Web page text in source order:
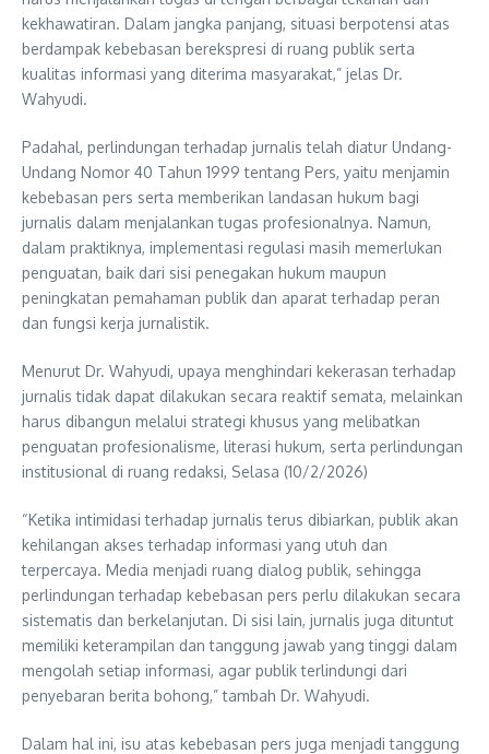
kekhawatiran. Dalam jangka panjang, situasi berpotensi atas
berdampak kebebasan berekspresi di ruang publik serta
kualitas informasi yang diterima masyarakat,” jelas Dr.
Wahyudi.
Padahal, perlindungan terhadap jurnalis telah diatur Undang-
Undang Nomor 40 Tahun 1999 tentang Pers, yaitu menjamin
kebebasan pers serta memberikan landasan hukum bagi
jurnalis dalam menjalankan tugas profesionalnya. Namun,
dalam praktiknya, implementasi regulasi masih memerlukan
penguatan, baik dari sisi penegakan hukum maupun
peningkatan pemahaman publik dan aparat terhadap peran
dan fungsi kerja jurnalistik.
Menurut Dr. Wahyudi, upaya menghindari kekerasan terhadap
jurnalis tidak dapat dilakukan secara reaktif semata, melainkan
harus dibangun melalui strategi khusus yang melibatkan
penguatan profesionalisme, literasi hukum, serta perlindungan
institusional di ruang redaksi, Selasa (10/2/2026)
“Ketika intimidasi terhadap jurnalis terus dibiarkan, publik akan
kehilangan akses terhadap informasi yang utuh dan
terpercaya. Media menjadi ruang dialog publik, sehingga
perlindungan terhadap kebebasan pers perlu dilakukan secara
sistematis dan berkelanjutan. Di sisi lain, jurnalis juga dituntut
memiliki keterampilan dan tanggung jawab yang tinggi dalam
mengolah setiap informasi, agar publik terlindungi dari
penyebaran berita bohong,” tambah Dr. Wahyudi.
Dalam hal ini, isu atas kebebasan pers juga menjadi tanggung